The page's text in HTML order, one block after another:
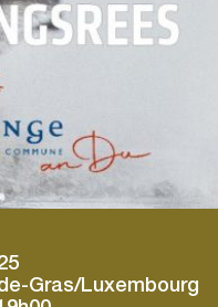
Gras/Luxembourg